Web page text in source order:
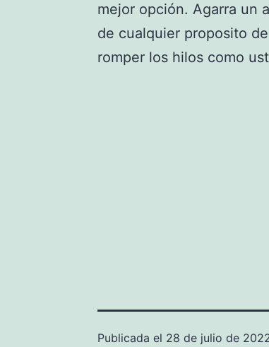
mejor opción. Agarra un
de cualquier proposito
romper los hilos como
Publicada el 28 de julio de